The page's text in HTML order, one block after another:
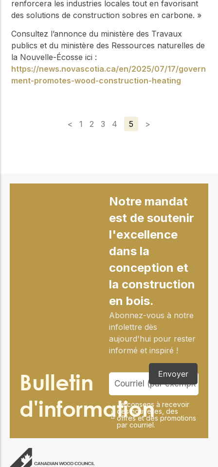
renforcera les industries locales tout en favorisant
des solutions de construction sobres en carbone. »
Consultez l’annonce du ministère des Travaux
publics et du ministère des Ressources naturelles de
la Nouvelle-Écosse ici :
https://news.novascotia.ca/en/2025/07/17/govern
ment-promotes-wood-construction-heating
< 1 2 3 4 5 >
Bulletin
d'information
Notre mandat
est de soutenir
l'excellence
dans la
conception et
la construction
en bois.
Abonnez-vous à notre
infolettre dès
aujourd'hui pour rester
informé et inspiré !
Je consens à recevoir
des nouvelles, des
offres et des promotions
par courriel.
Envoyer